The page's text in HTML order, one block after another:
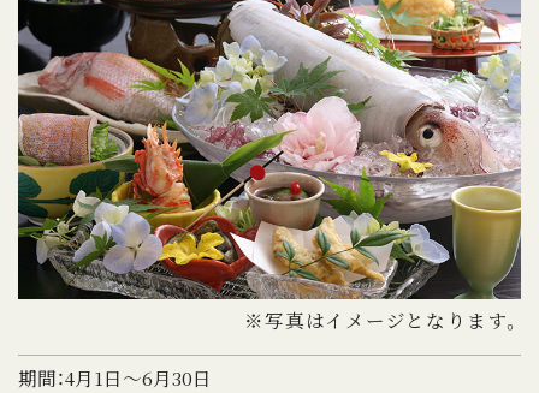
※写真はイメージとなります。
期間：4月1日～6月30日